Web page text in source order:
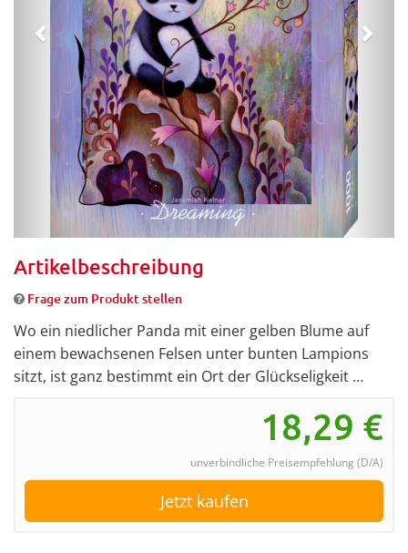
Artikelbeschreibung
Frage zum Produkt stellen
Wo ein niedlicher Panda mit einer gelben Blume auf
einem bewachsenen Felsen unter bunten Lampions
sitzt, ist ganz bestimmt ein Ort der Glückseligkeit …
18,29 €
unverbindliche Preisempfehlung (D/A)
Jetzt kaufen